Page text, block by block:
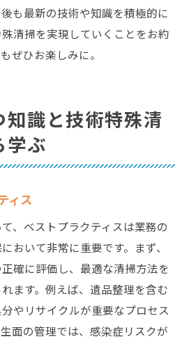
も最新の技術や知識を積極的に
清掃を実現していくことをお約
ぜひお楽しみに。
識と技術特殊清
学ぶ
ィス
、ベストプラクティスは業務の
おいて非常に重要です。まず、
確に評価し、最適な清掃方法を
ます。例えば、遺品整理を含む
やリサイクルが重要なプロセス
面の管理では、感染症リスクが